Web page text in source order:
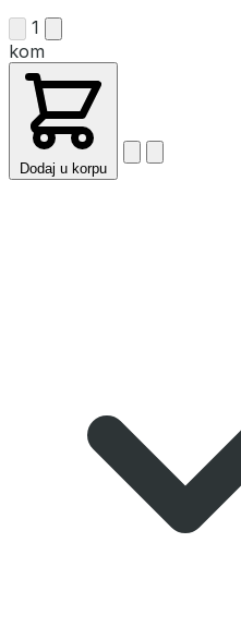
1
kom
Dodaj u korpu